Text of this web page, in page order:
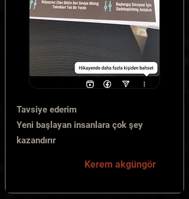
Tavsiye ederim
Yeni başlayan insanlara çok şey
kazandırır
Kerem akgüngör